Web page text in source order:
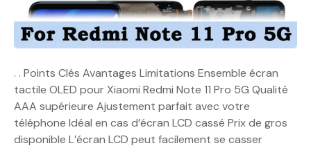
. . Points Clés Avantages Limitations Ensemble écran
tactile OLED pour Xiaomi Redmi Note 11 Pro 5G Qualité
AAA supérieure Ajustement parfait avec votre
téléphone Idéal en cas d’écran LCD cassé Prix de gros
disponible L’écran LCD peut facilement se casser